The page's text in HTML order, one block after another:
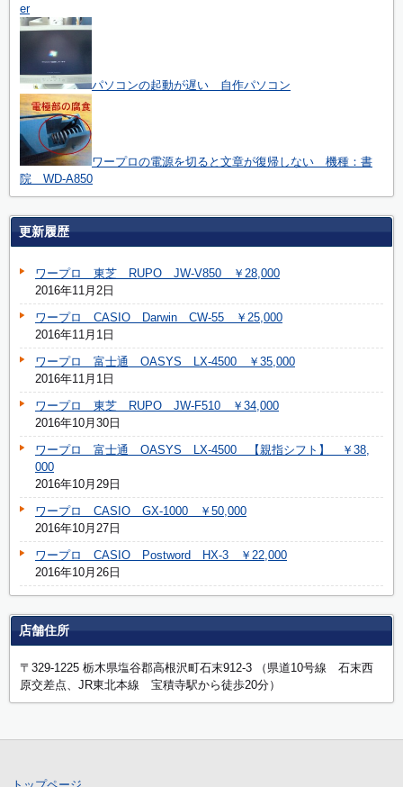
er
パソコンの起動が遅い 自作パソコン
ワープロの電源を切ると文章が復帰しない 機種：書
院 WD-A850
更新履歴
ワープロ 東芝 RUPO JW-V850 ￥28,000
2016年11月2日
ワープロ CASIO Darwin CW-55 ￥25,000
2016年11月1日
ワープロ 富士通 OASYS LX-4500 ￥35,000
2016年11月1日
ワープロ 東芝 RUPO JW-F510 ￥34,000
2016年10月30日
ワープロ 富士通 OASYS LX-4500 【親指シフト】 ￥38,
000
2016年10月29日
ワープロ CASIO GX-1000 ￥50,000
2016年10月27日
ワープロ CASIO Postword HX-3 ￥22,000
2016年10月26日
店舗住所
〒329-1225 栃木県塩谷郡高根沢町石末912-3 （県道10号線 石末西
原交差点、JR東北本線 宝積寺駅から徒歩20分）